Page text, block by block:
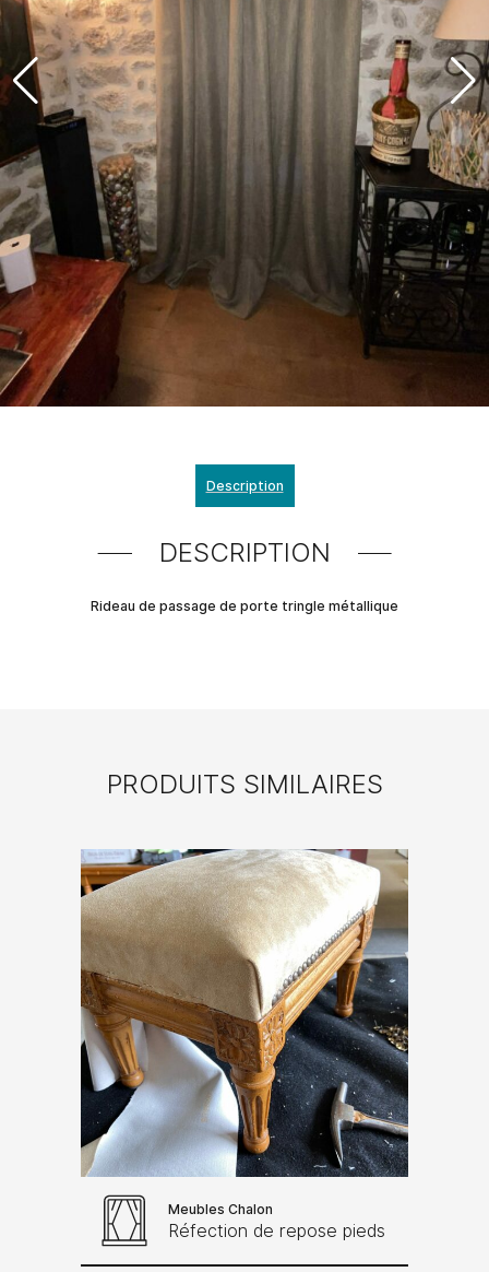
Description
DESCRIPTION
Rideau de passage de porte tringle métallique
PRODUITS SIMILAIRES
Meubles Chalon
Réfection de repose pieds